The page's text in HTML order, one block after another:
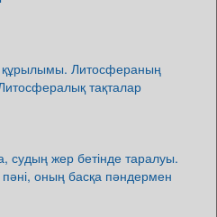
құрылымы. Литосфераның
тақталар
судың жер бетінде таралуы.
оның басқа пәндермен